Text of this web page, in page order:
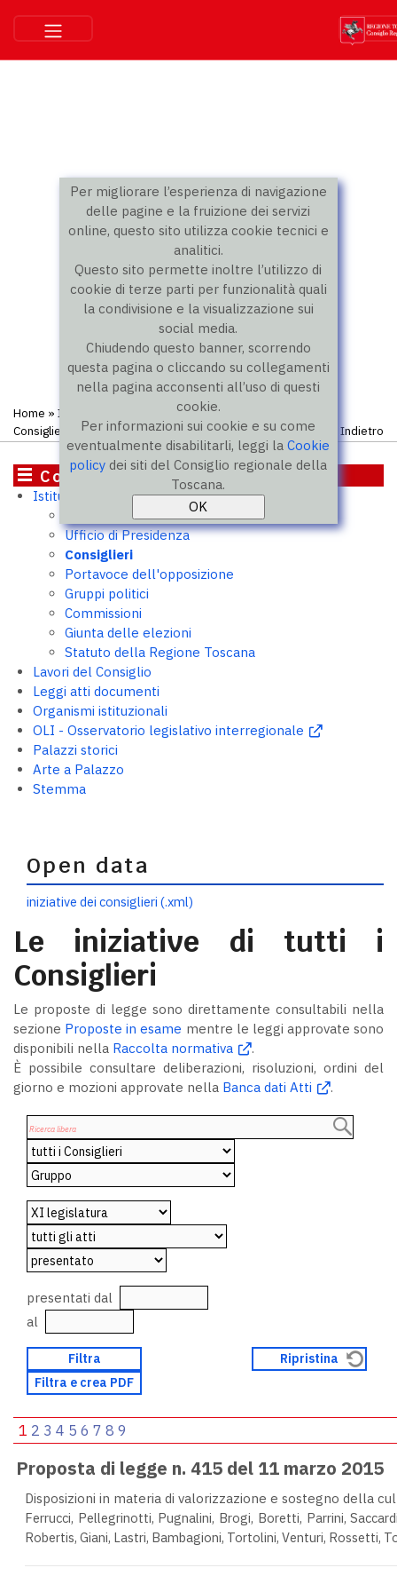
Per migliorare l’esperienza di navigazione
delle pagine e la fruizione dei servizi
online, questo sito utilizza cookie tecnici e
analitici.
Questo sito permette inoltre l’utilizzo di
cookie di terze parti per funzionalità quali
la condivisione e la visualizzazione sui
social media.
Chiudendo questo banner, scorrendo
questa pagina o cliccando su collegamenti
nella pagina acconsenti all’uso di questi
cookie.
Per informazioni sui cookie e su come
eventualmente disabilitarli, leggi laCookie
policy dei siti del Consiglio regionale della
Toscana.
Home » Istituzione Consiglieri» Elenco atti presentati dal
Consigliere
Indietro
Consiglio
Istituzione
Ufficio di Presidenza
Consiglieri
Portavoce dell'opposizione
Gruppi politici
Commissioni
Giunta delle elezioni
Statuto della Regione Toscana
Lavori del Consiglio
Leggi atti documenti
Organismi istituzionali
OLI - Osservatorio legislativo interregionale
Palazzi storici
Arte a Palazzo
Stemma
Open data
iniziative dei consiglieri (.xml)
Le iniziative di tutti i
Consiglieri
Le proposte di legge sono direttamente consultabili nella
sezione Proposte in esame mentre le leggi approvate sono
disponibili nella Raccolta normativa
.
È possibile consultare deliberazioni, risoluzioni, ordini del
giorno e mozioni approvate nella Banca dati Atti .
presentati dal
al
1 2 3 4 5 6 7 8 9
Proposta di legge n. 415 del 11 marzo 2015
Disposizioni in materia di valorizzazione e sostegno della
Ferrucci, Pellegrinotti, Pugnalini, Brogi, Boretti, Parrini,
Robertis, Giani, Lastri, Bambagioni, Tortolini, Venturi, Rossetti,